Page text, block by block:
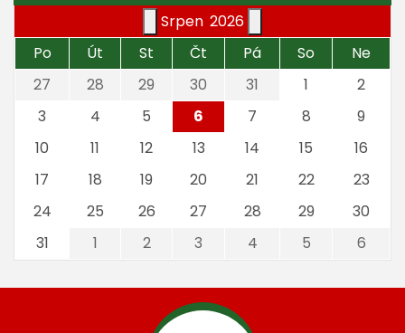
Srpen 2026
Po
Út St Čt Pá So
Ne
27
28 29 30 31 1
2
3
4 5 6 7 8
9
10
11 12 13 14 15
16
17
18 19 20 21 22
23
24
25 26 27 28 29
30
31
1 2 3 4 5 6